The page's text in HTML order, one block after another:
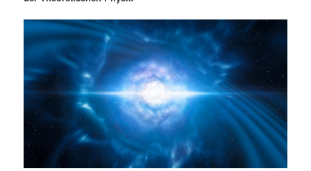
ä
r
e
n
n
d
ä
r
n
a
v
i
g
a
i
o